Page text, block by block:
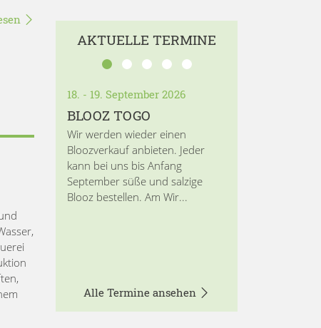
AKTUELLE TERMINE
18. - 19. September 2026
BLOOZ TOGO
Wir werden wieder einen
Bloozverkauf anbieten. Jeder
kann bei uns bis Anfang
September süße und salzige
Blooz bestellen. Am Wir...
Alle Termine ansehen